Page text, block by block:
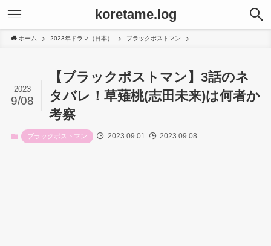
koretame.log
ホーム 2023年ドラマ（日本） ブラックポストマン
【ブラックポストマン】3話のネ
タバレ！草薙桃(志田未来)は何者か
考察
2023
9/08
ブラックポストマン 2023.09.01 2023.09.08